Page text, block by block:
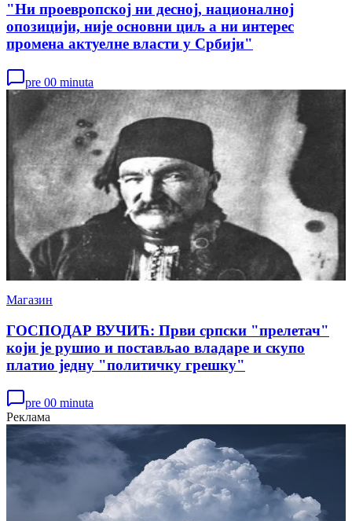
"Ни проевропској ни десној, националној
опозицији, није основни циљ а ни интерес
промена актуелне власти у Србији"
pre 00 minuta
Магазин
ГОСПОДАР ВУЧИЋ: Први српски "прелетач"
који је рушио и постављао владаре и скупо
платио једну "политичку грешку"
pre 00 minuta
Реклама